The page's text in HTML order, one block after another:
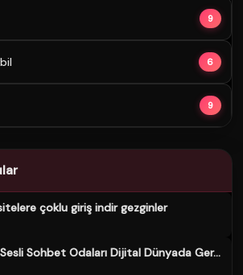
9
6
9
çoklu giriş indir gezginler
Canlı Sesli Sohbet Odaları Dijital Dünyada Ger...